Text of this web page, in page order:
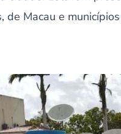
de Macau e